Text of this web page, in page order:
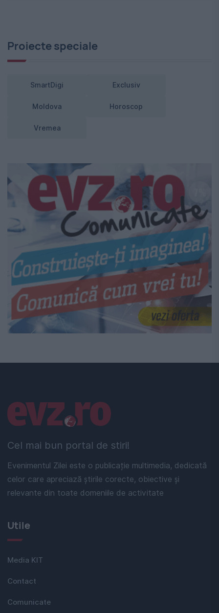
Proiecte speciale
SmartDigi Exclusiv
Moldova Horoscop
Vremea
Cel mai bun portal de stiri!
Evenimentul Zilei este o publicație multimedia, dedicată
celor care apreciază știrile corecte, obiective și
relevante din toate domeniile de activitate
Linkuri utile
Utile
Media KIT
Contact
Comunicate